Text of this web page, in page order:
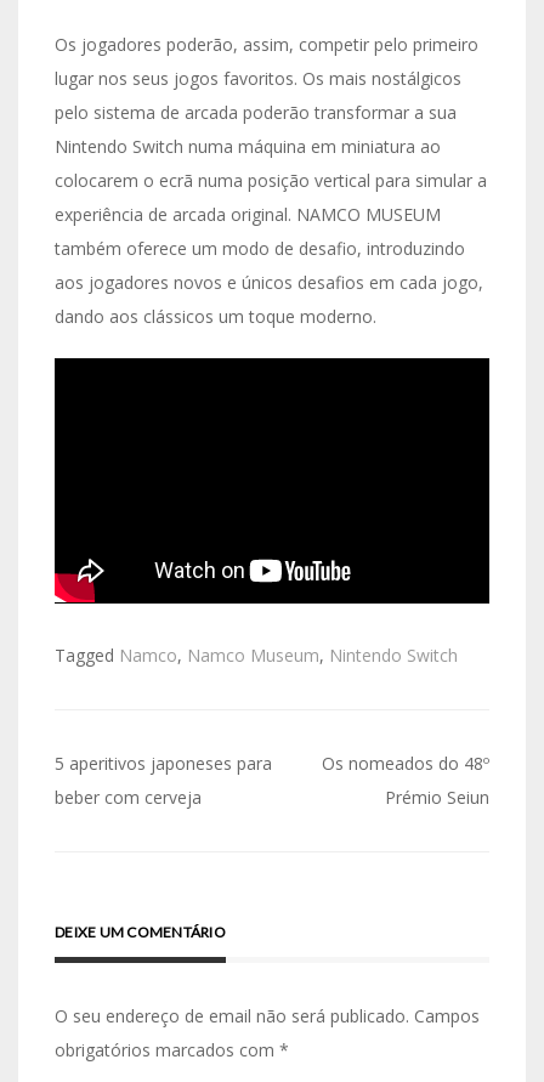
Os jogadores poderão, assim, competir pelo primeiro
lugar nos seus jogos favoritos. Os mais nostálgicos
pelo sistema de arcada poderão transformar a sua
Nintendo Switch numa máquina em miniatura ao
colocarem o ecrã numa posição vertical para simular a
experiência de arcada original. NAMCO MUSEUM
também oferece um modo de desafio, introduzindo
aos jogadores novos e únicos desafios em cada jogo,
dando aos clássicos um toque moderno.
Tagged Namco, Namco Museum, Nintendo Switch
Navegação
de
5 aperitivos japoneses para
beber com cerveja
Os nomeados do 48º
Prémio Seiun
DEIXE UM COMENTÁRIO
O seu endereço de email não será publicado. Campos
obrigatórios marcados com *